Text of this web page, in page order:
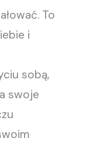
To
i
sobą,
swoje